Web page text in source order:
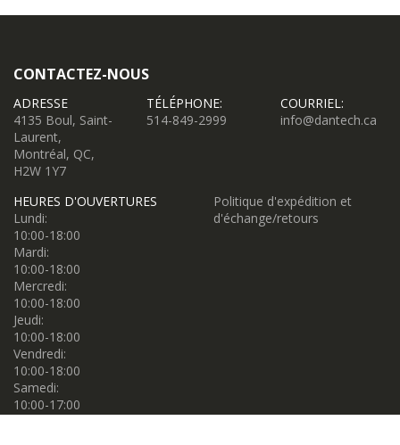
CONTACTEZ-NOUS
ADRESSE
4135 Boul, Saint-
Laurent,
Montréal, QC,
H2W 1Y7
TÉLÉPHONE:
514-849-2999
COURRIEL:
info@dantech.ca
HEURES D'OUVERTURES
Lundi:
10:00-18:00
Mardi:
10:00-18:00
Mercredi:
10:00-18:00
Jeudi:
10:00-18:00
Vendredi:
10:00-18:00
Samedi:
10:00-17:00
Politique d'expédition et
d'échange/retours